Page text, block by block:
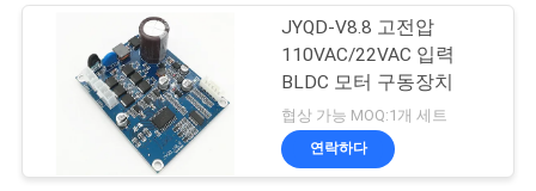
JYQD-V8.8 고전압
110VAC/22VAC 입력
BLDC 모터 구동장치
협상 가능 MOQ:1개 세트
연락하다